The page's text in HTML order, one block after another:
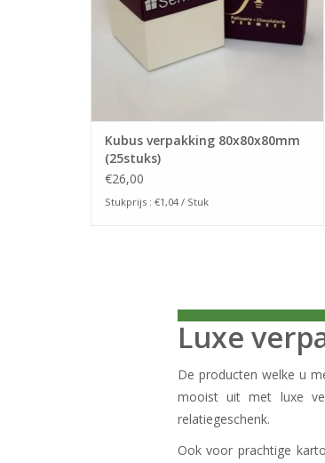
Kubus verpakking 80x80x80mm
(25stuks)
€26,00
Stukprijs : €1,04 / Stuk
Luxe
De producten welke u
mooist uit met luxe
relatiegeschenk.
Ook voor prachtige